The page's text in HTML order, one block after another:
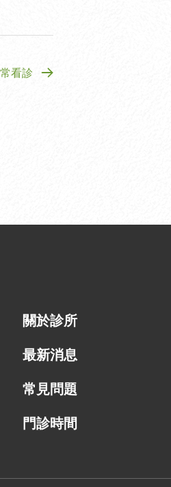
看診
關於診所
最新消息
常見問題
門診時間